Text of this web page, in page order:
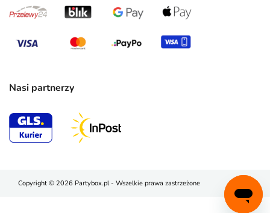
Nasi partnerzy
Copyright © 2026 Partybox.pl - Wszelkie prawa zastrzeżone